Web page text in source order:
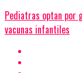
Pediatras optan por
vacunas infantiles